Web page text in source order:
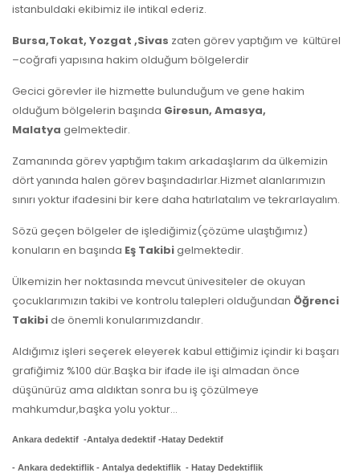
istanbuldaki ekibimiz ile intikal ederiz.
Bursa,Tokat, Yozgat ,Sivas zaten görev yaptığım ve kültürel
–coğrafi yapısına hakim olduğum bölgelerdir
Gecici görevler ile hizmette bulunduğum ve gene hakim
olduğum bölgelerin başında Giresun, Amasya,
Malatya gelmektedir.
Zamanında görev yaptığım takım arkadaşlarım da ülkemizin
dört yanında halen görev başındadırlar.Hizmet alanlarımızın
sınırı yoktur ifadesini bir kere daha hatırlatalım ve tekrarlayalım.
Sözü geçen bölgeler de işlediğimiz(çözüme ulaştığımız)
konuların en başında Eş Takibigelmektedir.
Ülkemizin her noktasında mevcut ünivesiteler de okuyan
çocuklarımızın takibi ve kontrolu talepleri olduğundan Öğrenci
Takibide önemli konularımızdandır.
Aldığımız işleri seçerek eleyerek kabul ettiğimiz içindir ki başarı
grafiğimiz %100 dür.Başka bir ifade ile işi almadan önce
düşünürüz ama aldıktan sonra bu iş çözülmeye
mahkumdur,başka yolu yoktur…
Ankara dedektif -Antalya dedektif -Hatay Dedektif
- Ankara dedektiflik - Antalya dedektiflik - Hatay Dedektiflik